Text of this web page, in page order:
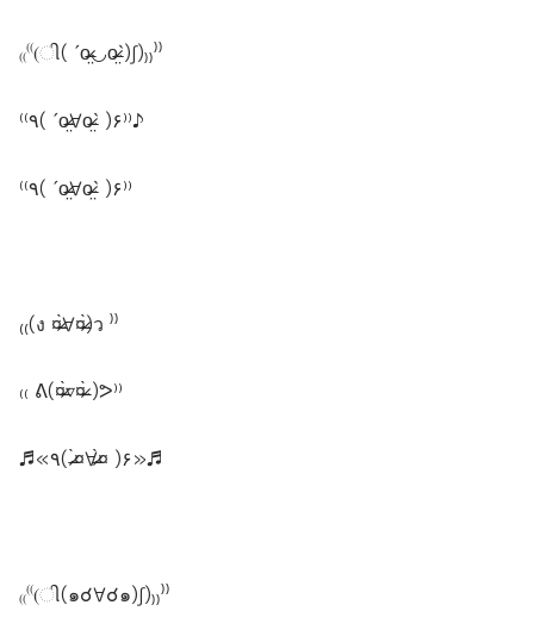
₍₍⁽⁽(ી( ˊo̴̶̷̤◡o̴̶̷̤ˋ)ʃ)₎₎⁾⁾
⁽⁽٩( ˊo̴̶̷̤∀o̴̶̷̤ˋ )۶⁾⁾♪
⁽⁽٩( ˊo̴̶̷̤∀o̴̶̷̤ˋ )۶⁾⁾
₍₍(ง ¤̴̶̷̀∀¤̴̶̷̀)ว ⁾⁾
₍₍ ᕕ(¤̴̶̷̀▿¤̴̶̷̀ )ᕗ⁾⁾
♬«٩( ¤̴̶̷̀∀¤̴̶̷̀ )۶»♬
₍₍⁽⁽(ી(๑☌∀☌๑)ʃ)₎₎⁾⁾